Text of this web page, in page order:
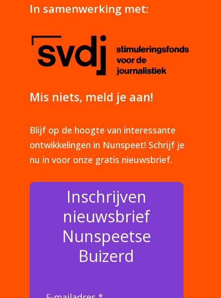
In samenwerking met:
Mis niets, meld je aan!
Blijf op de hoogte van interessante
ontwikkelingen in Nunspeet! Schrijf je
nu in voor onze gratis nieuwsbrief.
Inschrijven
nieuwsbrief
Nunspeetse
Buizerd